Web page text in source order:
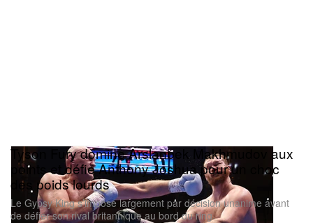
Tyson Fury domine Arslanbek Makhmudov aux
points et défie Anthony Joshua pour un choc
des poids lourds
Le Gypsy King s’impose largement par décision unanime avant
de défier son rival britannique au bord du ring.